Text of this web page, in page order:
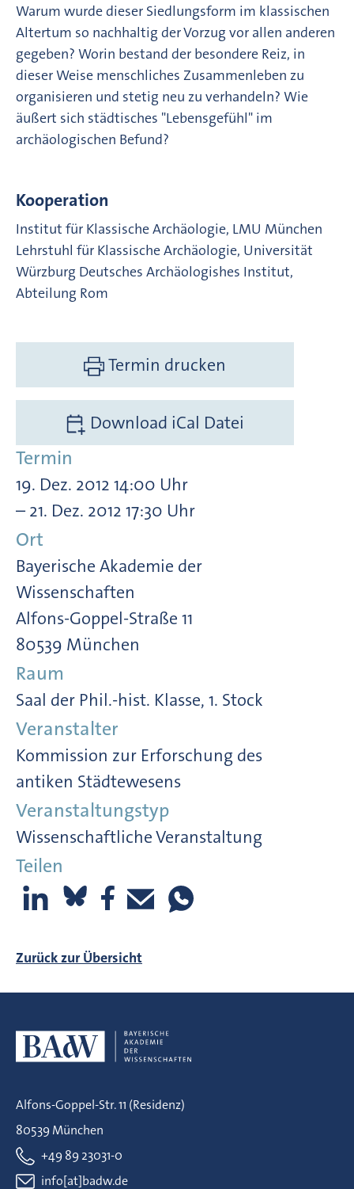
Warum wurde dieser Siedlungsform im klassischen
Altertum so nachhaltig der Vorzug vor allen anderen
gegeben? Worin bestand der besondere Reiz, in
dieser Weise menschliches Zusammenleben zu
organisieren und stetig neu zu verhandeln? Wie
äußert sich städtisches "Lebensgefühl" im
archäologischen Befund?
Kooperation
Institut für Klassische Archäologie, LMU München
Lehrstuhl für Klassische Archäologie, Universität
Würzburg Deutsches Archäologishes Institut,
Abteilung Rom
Termin drucken
Download iCal Datei
Termin
19. Dez. 2012 14:00 Uhr
– 21. Dez. 2012 17:30 Uhr
Ort
Bayerische Akademie der
Wissenschaften
Alfons-Goppel-Straße 11
80539 München
Raum
Saal der Phil.-hist. Klasse, 1. Stock
Veranstalter
Kommission zur Erforschung des
antiken Städtewesens
Veranstaltungstyp
Wissenschaftliche Veranstaltung
Teilen
Zurück zur Übersicht
Alfons-Goppel-Str. 11 (Residenz)
80539 München
+49 89 23031-0
info[at]badw.de